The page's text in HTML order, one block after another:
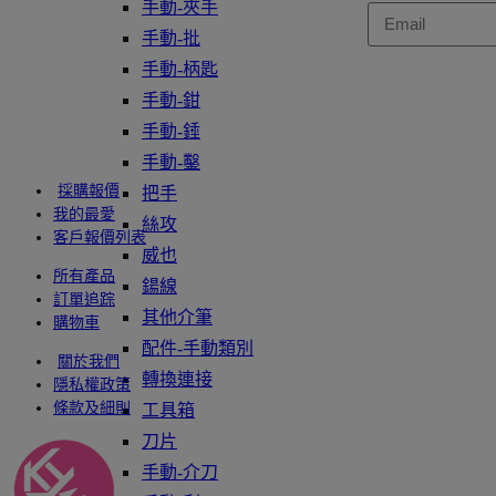
手動-夾手
手動-批
手動-柄匙
手動-鉗
手動-錘
手動-鑿
把手
絲攻
威也
鍚線
其他介筆
配件-手動類別
轉換連接
工具箱
刀片
手動-介刀
採購報價
我的最愛
客戶報價列表
所有產品
訂單追踪
購物車
關於我們
隱私權政策
條款及細則